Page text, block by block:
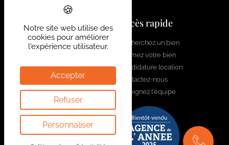
Contactez-nous
welcome@bytheway.be
1050 Bruxelles - Brussel
+32 2 648 01 20
Drève Richelle 96
1410 Waterloo
+32 2 354 29 39
Accès rapide
Recherchez un bien
Estimez votre bien
Candidature location
Contactez-nous
Rejoignez l'équipe
Notre site web utilise des
cookies pour améliorer
l'expérience utilisateur.
Accepter
Refuser
Personnaliser